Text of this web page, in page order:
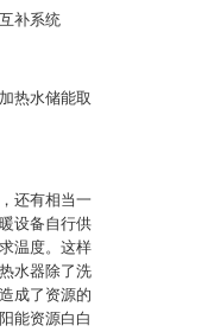
补系统
热水储能取
还有相当一
设备自行供
温度。这样
水器除了洗
成了资源的
能资源白白